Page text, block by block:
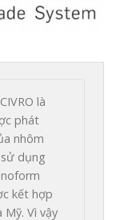
là
phát
nhôm
dụng
kết hợp
Mỹ. Vì vậy